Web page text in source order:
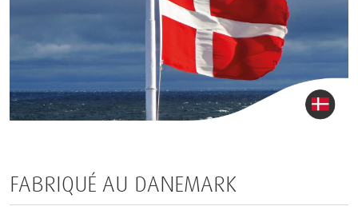
FABRIQUÉ AU DANEMARK